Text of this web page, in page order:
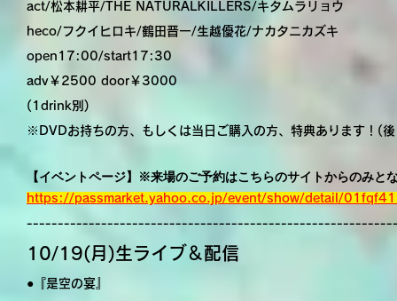
act/松本耕平/THE NATURALKILLERS/キタムラリョウ
heco/フクイヒロキ/鶴田晋一/生越優花/ナカタニカズキ
open17:00/start17:30
adv￥2500 door￥3000
(1drink別)
※DVDお持ちの方、もしくは当日ご購入の方、特典あります！(
【イベントページ】※来場のご予約はこちらのサイトからのみと
https://passmarket.yahoo.co.jp/event/show/detail/
10/19(月)生ライブ＆配信
●『是空の宴』